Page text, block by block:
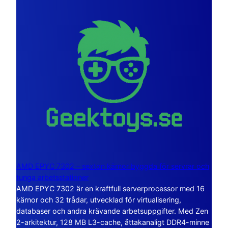
AMD EPYC 7302 – sexton kärnor byggda för servrar och
tunga arbetsstationer
AMD EPYC 7302 är en kraftfull serverprocessor med 16
kärnor och 32 trådar, utvecklad för virtualisering,
databaser och andra krävande arbetsuppgifter. Med Zen
2-arkitektur, 128 MB L3-cache, åttakanaligt DDR4-minne